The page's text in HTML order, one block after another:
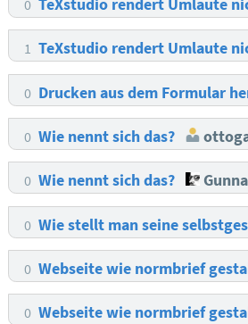
0 TeXstudio rendert Umlaute
1 TeXstudio rendert Umlaute
0 Drucken aus dem Formular
0 Wie nennt sich das?
0 Wie nennt sich das?
0 Wie stellt man seine
0 Webseite wie normbrief
0 Webseite wie normbrief